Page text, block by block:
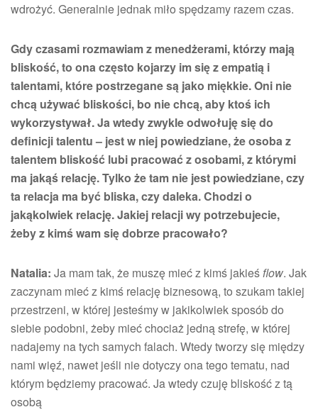
wdrożyć. Generalnie jednak miło spędzamy razem czas.
Gdy czasami rozmawiam z menedżerami, którzy mają
bliskość, to ona często kojarzy im się z empatią i
talentami, które postrzegane są jako miękkie. Oni nie
chcą używać bliskości, bo nie chcą, aby ktoś ich
wykorzystywał. Ja wtedy zwykle odwołuję się do
definicji talentu – jest w niej powiedziane, że osoba z
talentem bliskość lubi pracować z osobami, z którymi
ma jakąś relację. Tylko że tam nie jest powiedziane, czy
ta relacja ma być bliska, czy daleka. Chodzi o
jakąkolwiek relację. Jakiej relacji wy potrzebujecie,
żeby z kimś wam się dobrze pracowało?
Natalia: Ja mam tak, że muszę mieć z kimś jakieśflow. Jak
zaczynam mieć z kimś relację biznesową, to szukam takiej
przestrzeni, w której jesteśmy w jakikolwiek sposób do
siebie podobni, żeby mieć chociaż jedną strefę, w której
nadajemy na tych samych falach. Wtedy tworzy się między
nami więź, nawet jeśli nie dotyczy ona tego tematu, nad
którym będziemy pracować. Ja wtedy czuję bliskość z tą
osobą